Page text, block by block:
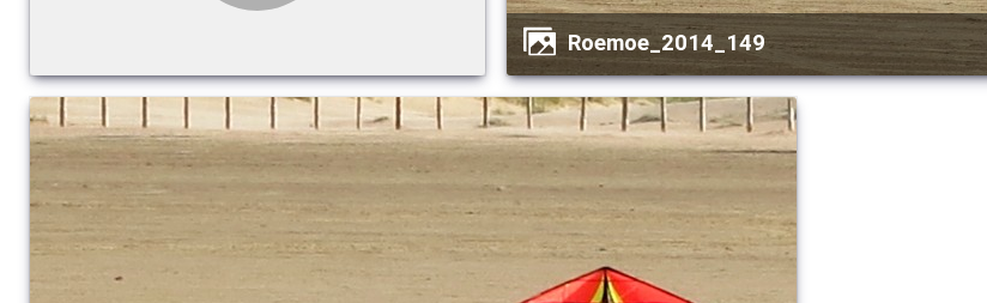
Roemoe_2014_149